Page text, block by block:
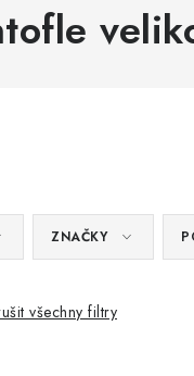
ZNAČKY
všechny filtry